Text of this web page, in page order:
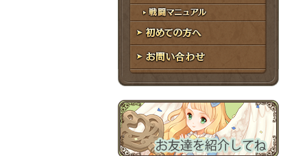
アトリエルール
戦闘マニュアル
初めての方へ
お問い合わせ